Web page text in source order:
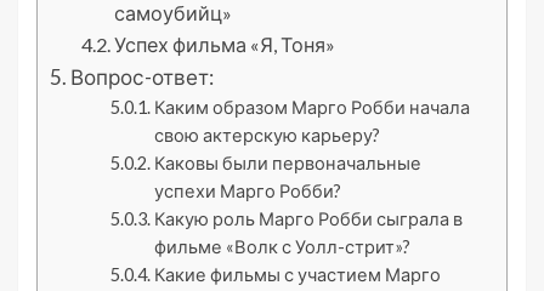
самоубийц»
Успех фильма «Я, Тоня»
Вопрос-ответ:
Каким образом Марго Робби начала
свою актерскую карьеру?
Каковы были первоначальные
успехи Марго Робби?
Какую роль Марго Робби сыграла в
фильме «Волк с Уолл-стрит»?
Какие фильмы с участием Марго